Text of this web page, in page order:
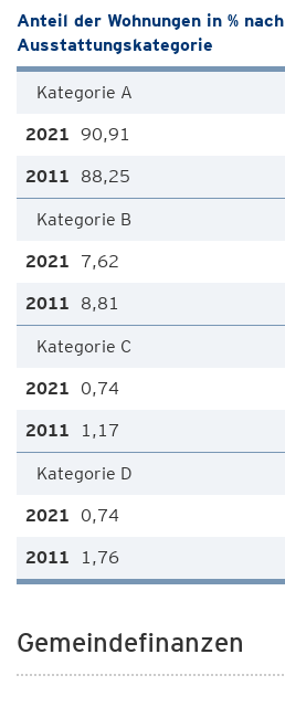
Anteil der Wohnungen in % nach
Ausstattungskategorie
Kategorie A
90,91
88,25
Kategorie B
7,62
8,81
Kategorie C
0,74
1,17
Kategorie D
0,74
1,76
Gemeindefinanzen